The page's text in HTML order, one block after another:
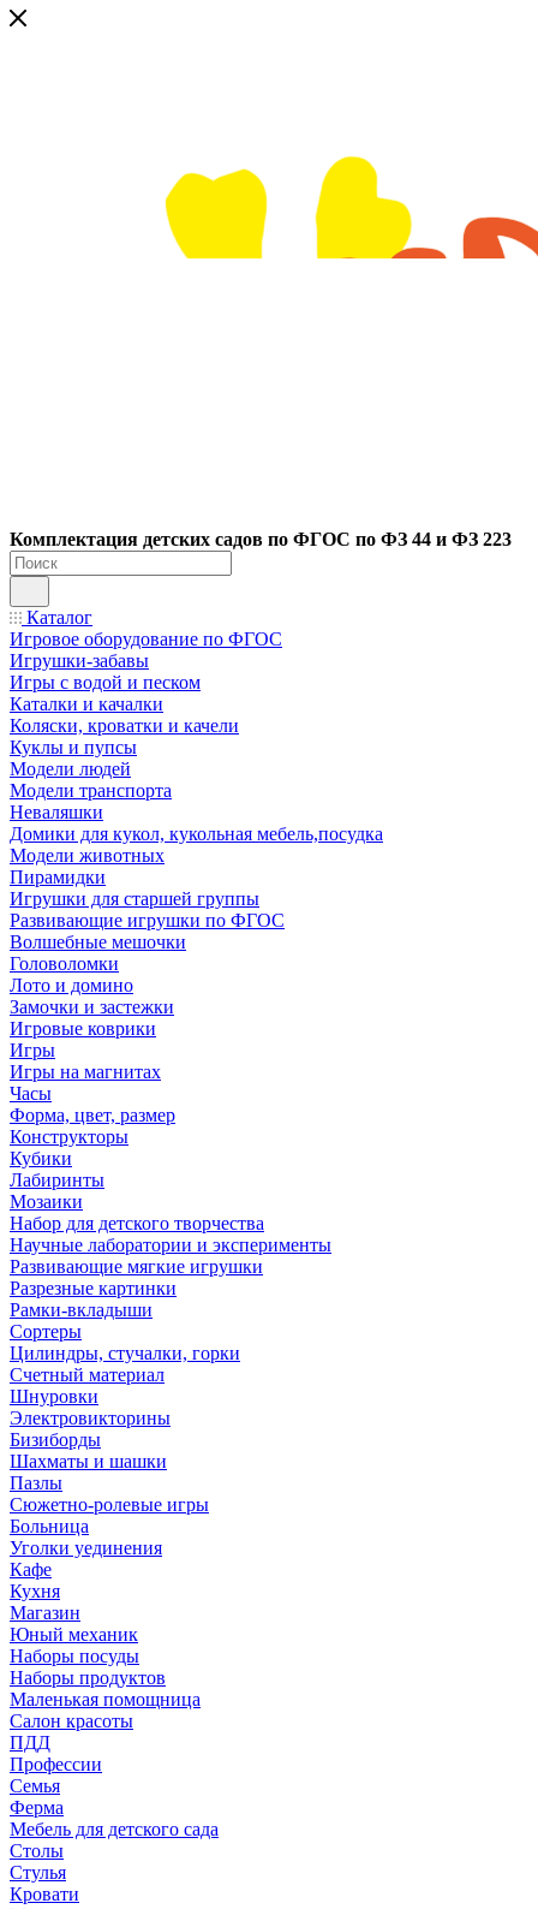
Комплектация детских садов по ФГОC по ФЗ 44 и ФЗ 223
Каталог
Игровое оборудование по ФГОС
Игрушки-забавы
Игры с водой и песком
Каталки и качалки
Коляски, кроватки и качели
Куклы и пупсы
Модели людей
Модели транспорта
Неваляшки
Домики для кукол, кукольная мебель,посудка
Модели животных
Пирамидки
Игрушки для старшей группы
Развивающие игрушки по ФГОС
Волшебные мешочки
Головоломки
Лото и домино
Замочки и застежки
Игровые коврики
Игры
Игры на магнитах
Часы
Форма, цвет, размер
Конструкторы
Кубики
Лабиринты
Мозаики
Набор для детского творчества
Научные лаборатории и эксперименты
Развивающие мягкие игрушки
Разрезные картинки
Рамки-вкладыши
Сортеры
Цилиндры, стучалки, горки
Счетный материал
Шнуровки
Электровикторины
Бизиборды
Шахматы и шашки
Пазлы
Сюжетно-ролевые игры
Больница
Уголки уединения
Кафе
Кухня
Магазин
Юный механик
Наборы посуды
Наборы продуктов
Маленькая помощница
Салон красоты
ПДД
Профессии
Семья
Ферма
Мебель для детского сада
Столы
Cтулья
Кровати